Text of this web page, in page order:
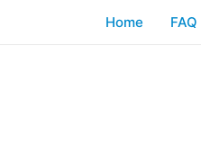
Home FAQ